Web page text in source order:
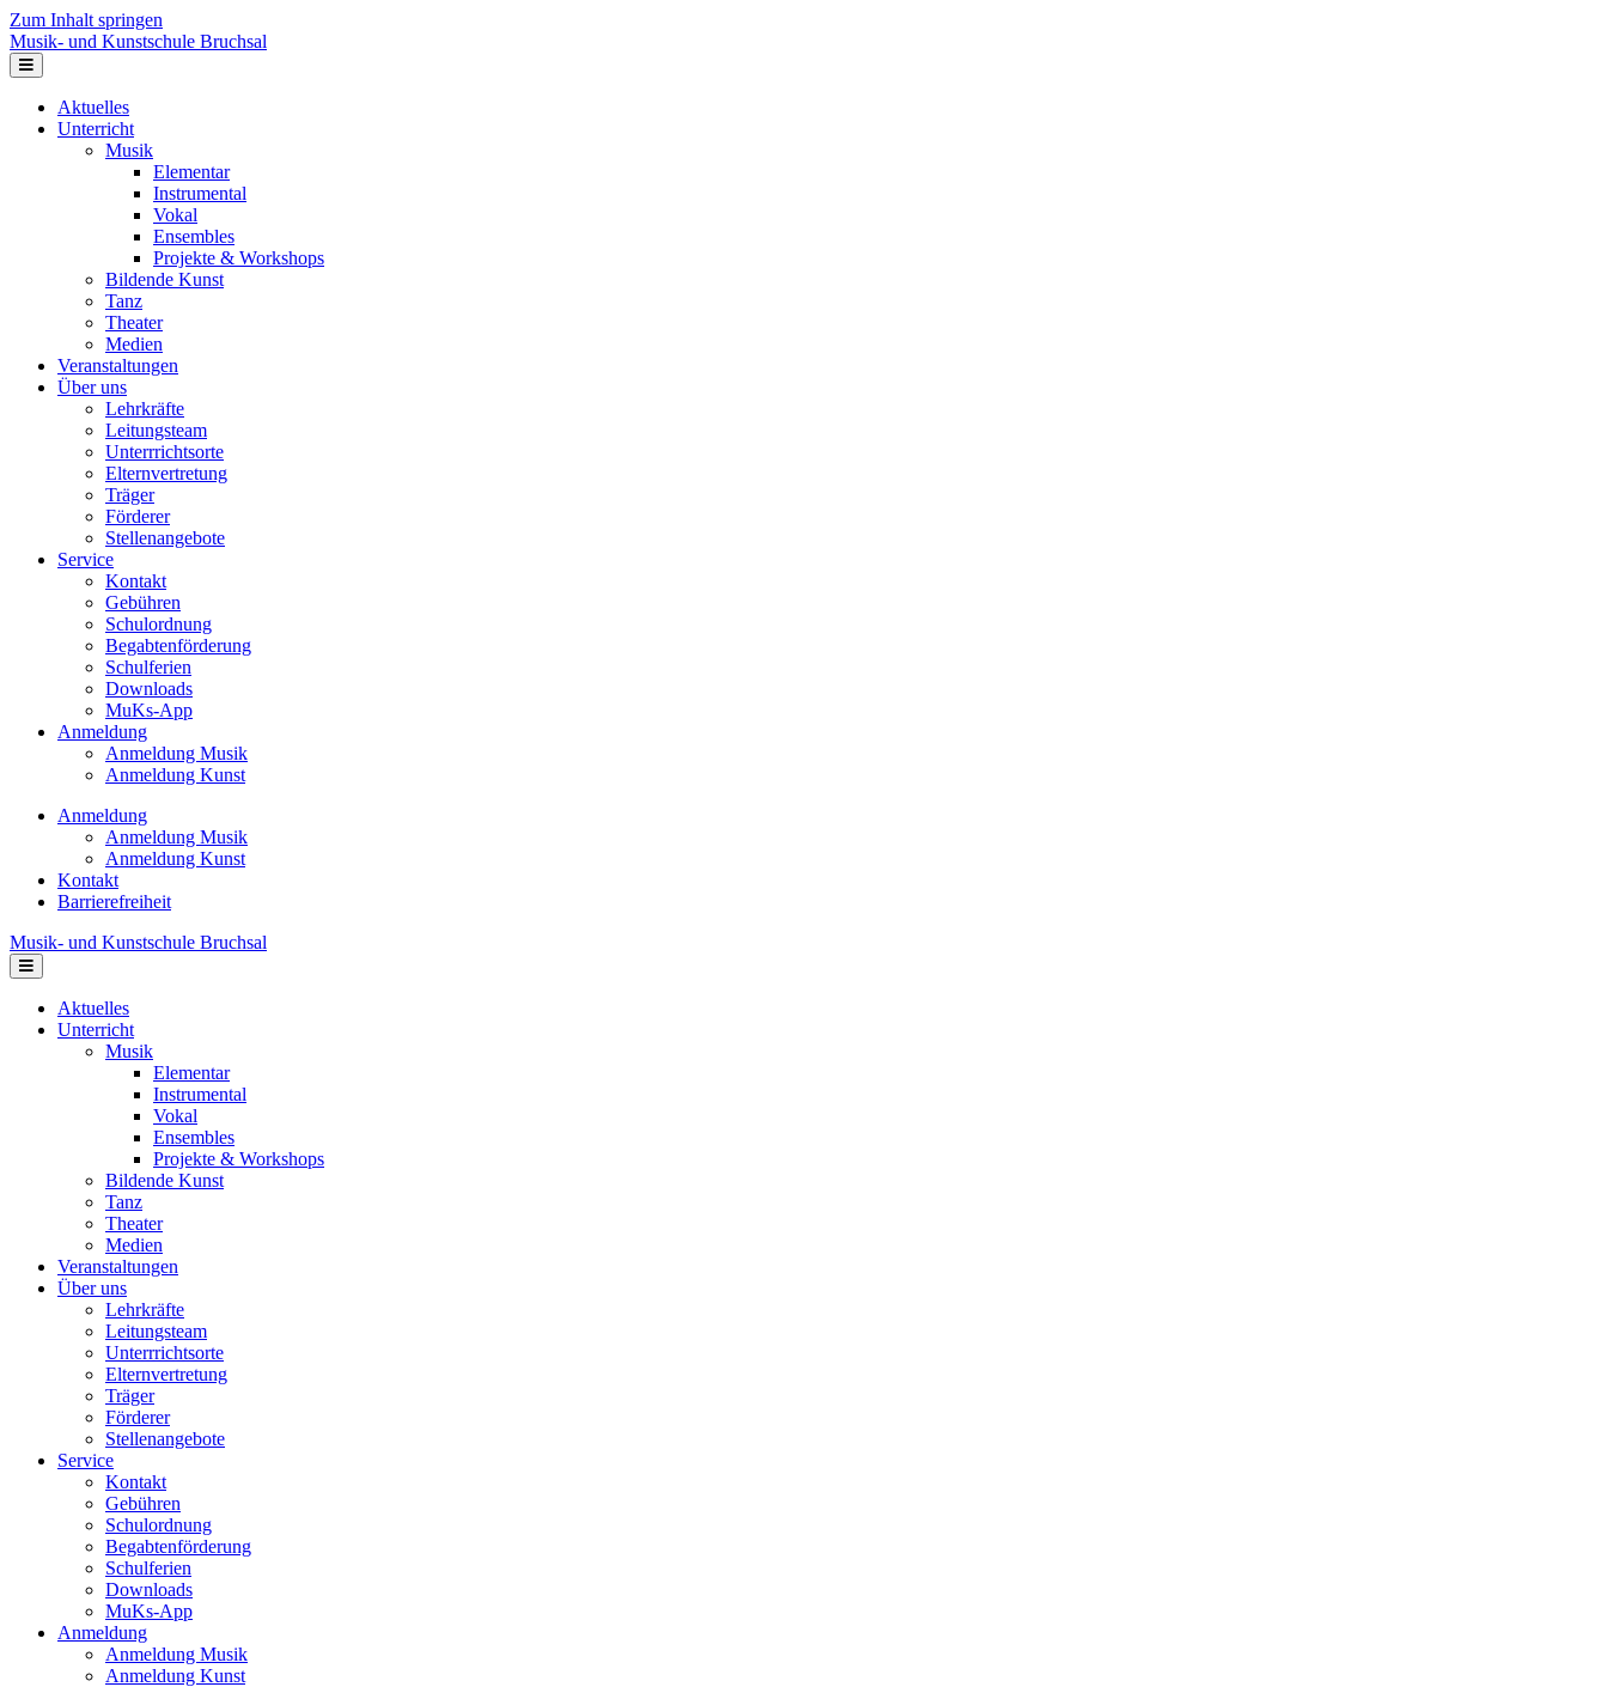
Zum Inhalt springen
Musik- und Kunstschule Bruchsal
Navigation
Aktuelles
Unterricht
Musik
Elementar
Instrumental
Vokal
Ensembles
Projekte & Workshops
Bildende Kunst
Tanz
Theater
Medien
Veranstaltungen
Über uns
Lehrkräfte
Leitungsteam
Unterrrichtsorte
Elternvertretung
Träger
Förderer
Stellenangebote
Service
Kontakt
Gebühren
Schulordnung
Begabtenförderung
Schulferien
Downloads
MuKs-App
Anmeldung
Anmeldung Musik
Anmeldung Kunst
Anmeldung
Anmeldung Musik
Anmeldung Kunst
Kontakt
Barrierefreiheit
Musik- und Kunstschule Bruchsal
Navigation
Aktuelles
Unterricht
Musik
Elementar
Instrumental
Vokal
Ensembles
Projekte & Workshops
Bildende Kunst
Tanz
Theater
Medien
Veranstaltungen
Über uns
Lehrkräfte
Leitungsteam
Unterrrichtsorte
Elternvertretung
Träger
Förderer
Stellenangebote
Service
Kontakt
Gebühren
Schulordnung
Begabtenförderung
Schulferien
Downloads
MuKs-App
Anmeldung
Anmeldung Musik
Anmeldung Kunst